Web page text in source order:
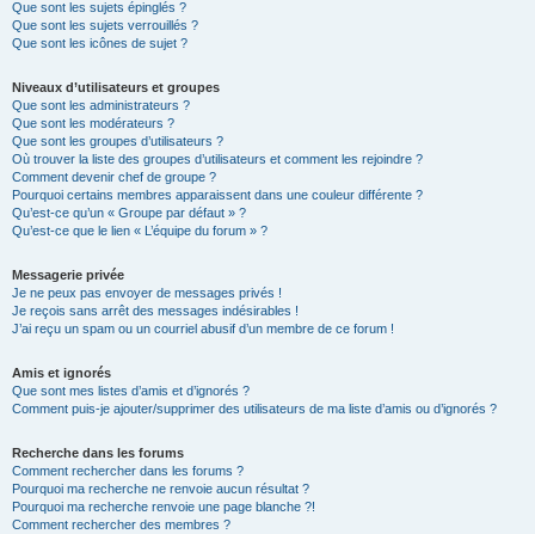
Que sont les sujets épinglés ?
Que sont les sujets verrouillés ?
Que sont les icônes de sujet ?
Niveaux d’utilisateurs et groupes
Que sont les administrateurs ?
Que sont les modérateurs ?
Que sont les groupes d’utilisateurs ?
Où trouver la liste des groupes d’utilisateurs et comment les rejoindre ?
Comment devenir chef de groupe ?
Pourquoi certains membres apparaissent dans une couleur différente ?
Qu’est-ce qu’un « Groupe par défaut » ?
Qu’est-ce que le lien « L’équipe du forum » ?
Messagerie privée
Je ne peux pas envoyer de messages privés !
Je reçois sans arrêt des messages indésirables !
J’ai reçu un spam ou un courriel abusif d’un membre de ce forum !
Amis et ignorés
Que sont mes listes d’amis et d’ignorés ?
Comment puis-je ajouter/supprimer des utilisateurs de ma liste d’amis ou d’ignorés ?
Recherche dans les forums
Comment rechercher dans les forums ?
Pourquoi ma recherche ne renvoie aucun résultat ?
Pourquoi ma recherche renvoie une page blanche ?!
Comment rechercher des membres ?